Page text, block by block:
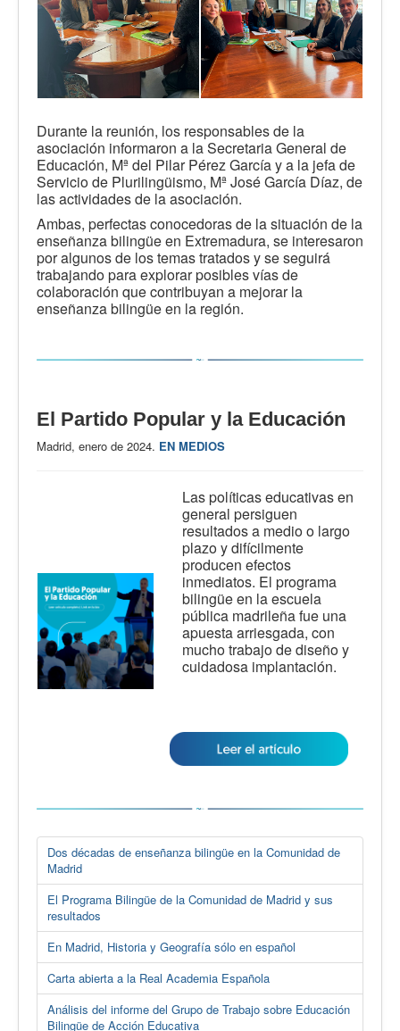
Durante la reunión, los responsables de la
asociación informaron a la Secretaria General de
Educación, Mª del Pilar Pérez García y a la jefa de
Servicio de Plurilingüismo, Mª José García Díaz, de
las actividades de la asociación.
Ambas, perfectas conocedoras de la situación de la
enseñanza bilingüe en Extremadura, se interesaron
por algunos de los temas tratados y se seguirá
trabajando para explorar posibles vías de
colaboración que contribuyan a mejorar la
enseñanza bilingüe en la región.
El Partido Popular y la Educación
Madrid, enero de 2024. EN MEDIOS
Las políticas educativas en
general persiguen
resultados a medio o largo
plazo y difícilmente
producen efectos
inmediatos. El programa
bilingüe en la escuela
pública madrileña fue una
apuesta arriesgada, con
mucho trabajo de diseño y
cuidadosa implantación.
Dos décadas de enseñanza bilingüe en la Comunidad de
Madrid
El Programa Bilingüe de la Comunidad de Madrid y sus
resultados
En Madrid, Historia y Geografía sólo en español
Carta abierta a la Real Academia Española
Análisis del informe del Grupo de Trabajo sobre Educación
Bilingüe de Acción Educativa